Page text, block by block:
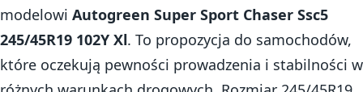
modelowi Autogreen Super Sport Chaser Ssc5
245/45R19 102Y Xl. To propozycja do samochodów,
które oczekują pewności prowadzenia i stabilności w